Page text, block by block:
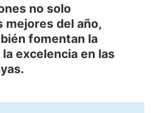
no solo
mejores del año,
fomentan la
excelencia en las